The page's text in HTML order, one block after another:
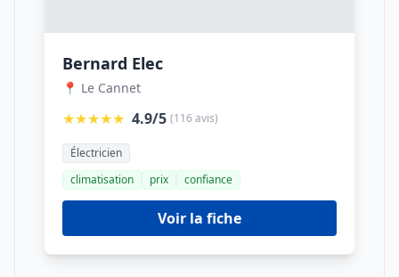
Bernard Elec
📍 Le Cannet
★★★★★ 4.9/5 (116 avis)
Électricien
climatisation
prix confiance
Voir la fiche